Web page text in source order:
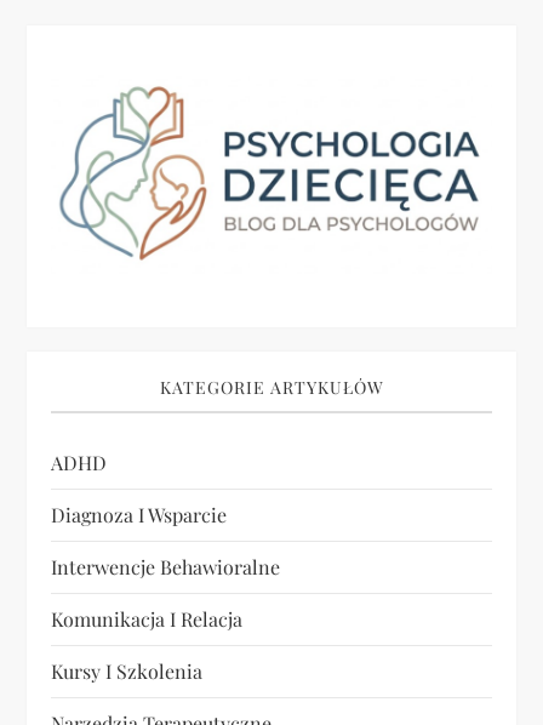
a
i
s
u
KATEGORIE ARTYKUŁÓW
ADHD
Diagnoza I Wsparcie
Interwencje Behawioralne
Komunikacja I Relacja
Kursy I Szkolenia